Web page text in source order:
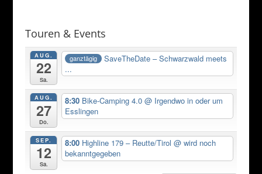
s
A
p
p
e
b
o
o
k
er
Touren & Events
AUG.
22
Sa.
ganztägig
SaveTheDate – Schwarzwald meets
...
AUG.
27
Do.
8:30 Bike-Camping 4.0@ Irgendwo in oder um
Esslingen
SEP.
12
Sa.
8:00 Highline 179 – Reutte/Tirol@ wird noch
bekanntgegeben